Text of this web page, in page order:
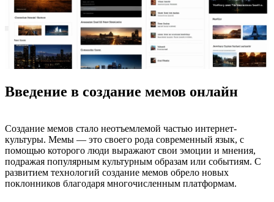
Введение в создание мемов онлайн
Создание мемов стало неотъемлемой частью интернет-
культуры. Мемы — это своего рода современный язык, с
помощью которого люди выражают свои эмоции и мнения,
подражая популярным культурным образам или событиям. С
развитием технологий создание мемов обрело новых
поклонников благодаря многочисленным платформам.